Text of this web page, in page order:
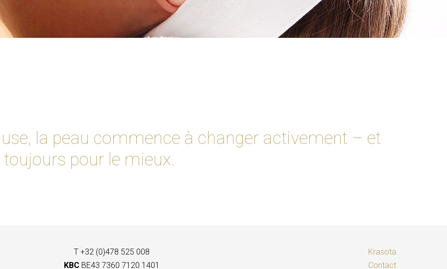
la peau commence à changer activement – ​​et
pour le mieux.
T +32 (0)478 525 008
KBCBE43 7360 7120 1401
Krasota
Contact